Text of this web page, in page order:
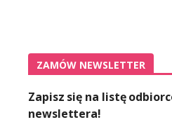
ZAMÓW NEWSLETTER
Zapisz się na listę
newslettera!